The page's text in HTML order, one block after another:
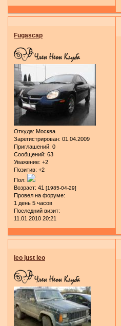
Fugascap
Откуда: Москва
Зарегистрирован: 01.04.2009
Приглашений: 0
Сообщений: 63
Уважение: +2
Позитив: +2
Пол:
Возраст: 41 [1985-04-29]
Провел на форуме:
1 день 5 часов
Последний визит:
11.01.2010 20:21
leo just leo